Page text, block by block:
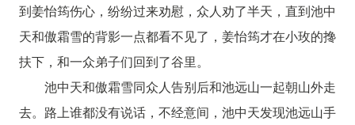
到姜怡筠伤心，纷纷过来劝慰，众人劝了半天，直到池中
天和傲霜雪的背影一点都看不见了，姜怡筠才在小玫的搀
扶下，和一众弟子们回到了谷里。
池中天和傲霜雪同众人告别后和池远山一起朝山外走
去。路上谁都没有说话，不经意间，池中天发现池远山手